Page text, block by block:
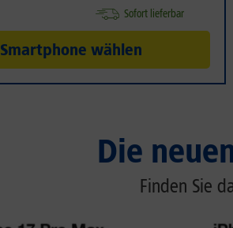
Sofort lieferbar
Smartphone wählen
Die
Finden Sie